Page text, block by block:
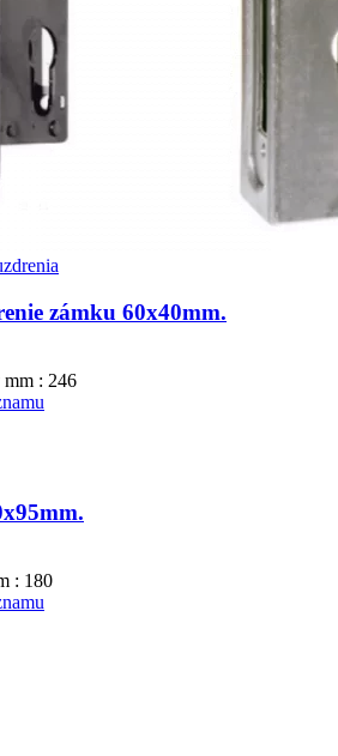
zámku 60x40mm.
: 246
: 180